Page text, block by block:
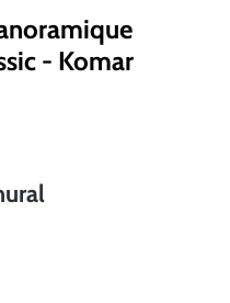
- Komar